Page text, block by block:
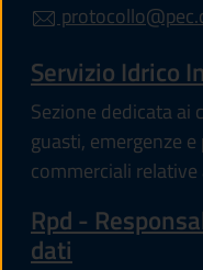
Servizio Idrico
Sezione dedicata ai
guasti, emergenze
commerciali
Rpd -
dati